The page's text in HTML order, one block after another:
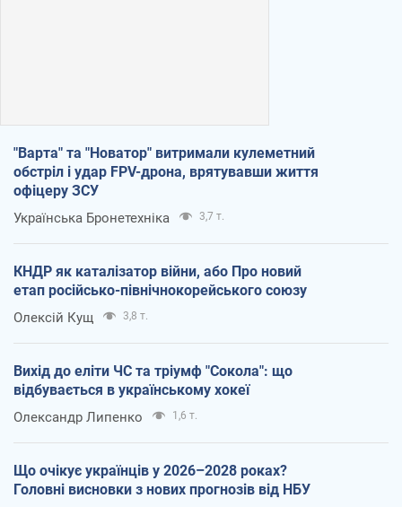
"Варта" та "Новатор" витримали кулеметний
обстріл і удар FPV-дрона, врятувавши життя
офіцеру ЗСУ
Українська Бронетехніка 3,7 т.
КНДР як каталізатор війни, або Про новий
етап російсько-північнокорейського союзу
Олексій Кущ 3,8 т.
Вихід до еліти ЧС та тріумф "Сокола": що
відбувається в українському хокеї
Олександр Липенко 1,6 т.
Що очікує українців у 2026–2028 роках?
Головні висновки з нових прогнозів від НБУ